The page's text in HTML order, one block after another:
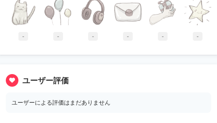
- - - - - -
ユーザー評価
ユーザーによる評価はまだありません